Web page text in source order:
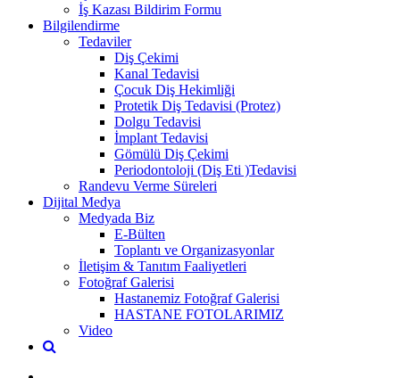
İş Kazası Bildirim Formu
Bilgilendirme
Tedaviler
Diş Çekimi
Kanal Tedavisi
Çocuk Diş Hekimliği
Protetik Diş Tedavisi (Protez)
Dolgu Tedavisi
İmplant Tedavisi
Gömülü Diş Çekimi
Periodontoloji (Diş Eti )Tedavisi
Randevu Verme Süreleri
Dijital Medya
Medyada Biz
E-Bülten
Toplantı ve Organizasyonlar
İletişim & Tanıtım Faaliyetleri
Fotoğraf Galerisi
Hastanemiz Fotoğraf Galerisi
HASTANE FOTOLARIMIZ
Video